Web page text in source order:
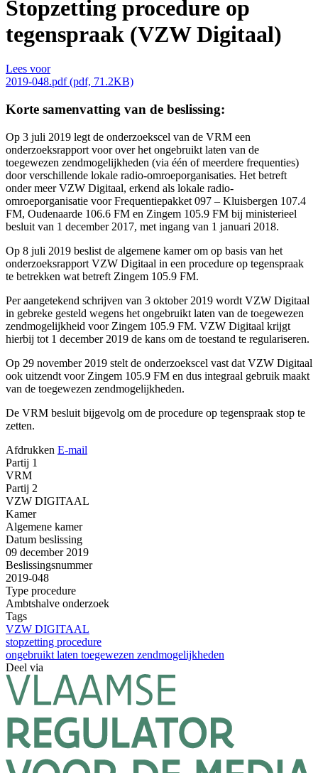
Stopzetting procedure op
tegenspraak (VZW Digitaal)
Lees voor
2019-048.pdf (pdf, 71.2KB)
Korte samenvatting van de beslissing:
Op 3 juli 2019 legt de onderzoekscel van de VRM een
onderzoeksrapport voor over het ongebruikt laten van de
toegewezen zendmogelijkheden (via één of meerdere frequenties)
door verschillende lokale radio-omroeporganisaties. Het betreft
onder meer VZW Digitaal, erkend als lokale radio-
omroeporganisatie voor Frequentiepakket 097 – Kluisbergen 107.4
FM, Oudenaarde 106.6 FM en Zingem 105.9 FM bij ministerieel
besluit van 1 december 2017, met ingang van 1 januari 2018.
Op 8 juli 2019 beslist de algemene kamer om op basis van het
onderzoeksrapport VZW Digitaal in een procedure op tegenspraak
te betrekken wat betreft Zingem 105.9 FM.
Per aangetekend schrijven van 3 oktober 2019 wordt VZW Digitaal
in gebreke gesteld wegens het ongebruikt laten van de toegewezen
zendmogelijkheid voor Zingem 105.9 FM. VZW Digitaal krijgt
hierbij tot 1 december 2019 de kans om de toestand te regulariseren.
Op 29 november 2019 stelt de onderzoekscel vast dat VZW Digitaal
ook uitzendt voor Zingem 105.9 FM en dus integraal gebruik maakt
van de toegewezen zendmogelijkheden.
De VRM besluit bijgevolg om de procedure op tegenspraak stop te
zetten.
Afdrukken E-mail
Partij 1
VRM
Partij 2
VZW DIGITAAL
Kamer
Algemene kamer
Datum beslissing
09 december 2019
Beslissingsnummer
2019-048
Type procedure
Ambtshalve onderzoek
Tags
VZW DIGITAAL
stopzetting procedure
ongebruikt laten toegewezen zendmogelijkheden
Deel via